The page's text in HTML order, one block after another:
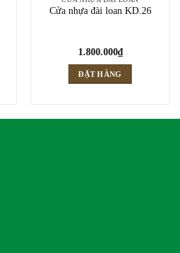
Cửa nhựa đài loan KD.26
1.800.000₫
ĐẶT HÀNG